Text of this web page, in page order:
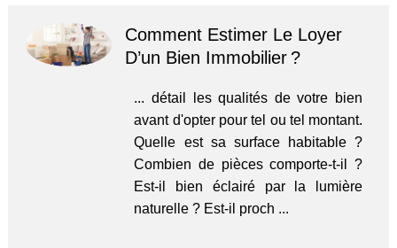
Comment Estimer Le Loyer
D’un Bien Immobilier ?
... détail les qualités de votre bien
avant d'opter pour tel ou tel montant.
Quelle est sa surface habitable ?
Combien de pièces comporte-t-il ?
Est-il bien éclairé par la lumière
naturelle ? Est-il proch ...